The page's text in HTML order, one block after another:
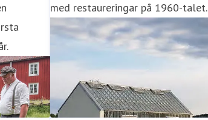
med restaureringar på 1960-talet.